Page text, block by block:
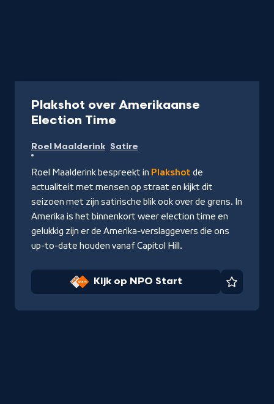
Plakshot over Amerikaanse
Election Time
op
NPO
Roel Maalderink Satire
Roel Maalderink bespreekt in Plakshot de
actualiteit met mensen op straat en kijkt dit
seizoen met zijn satirische blik ook over de grens. In
Amerika is het binnenkort weer election time en
gelukkig zijn er de Amerika-verslaggevers die ons
up-to-date houden vanaf Capitol Hill.
Kijk op NPO Start